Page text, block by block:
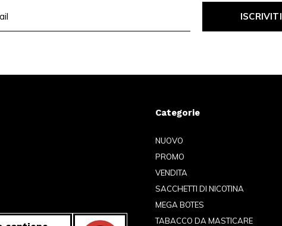
ISCRIVITI
Categorie
NUOVO
PROMO
VENDITA
SACCHETTI DI NICOTINA
MEGA BOTES
TABACCO DA MASTICARE